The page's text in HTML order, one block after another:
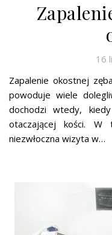
16
Zapalenie okostnej
powoduje wiele
dochodzi wtedy,
otaczającej kości. W
niezwłoczna wizyta w…